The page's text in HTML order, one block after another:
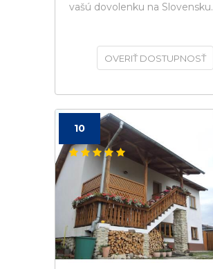
vašú dovolenku na Slovensku.
OVERIŤ DOSTUPNOSŤ
10